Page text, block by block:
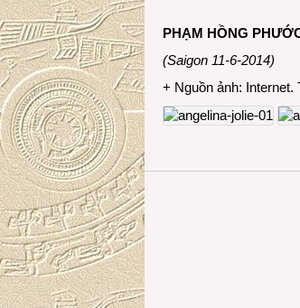
PHẠM HỒNG
(Saigon 11-6-2014)
+ Nguồn ảnh: Internet.